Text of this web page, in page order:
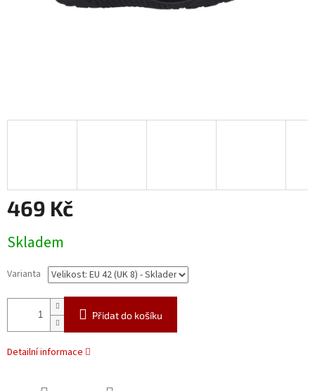
469 Kč
cena:
Skladem
Varianta
Přidat do košíku
Detailní informace